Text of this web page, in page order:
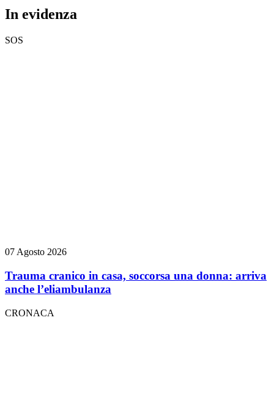
In evidenza
SOS
07 Agosto 2026
Trauma cranico in casa, soccorsa una donna: arriva
anche l’eliambulanza
CRONACA